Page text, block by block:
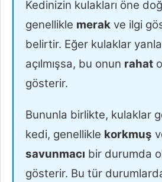
Kedinizin kulakları öne
genellikle merak ve ilgi
belirtir. Eğer kulaklar
açılmışsa, bu onun rahat
gösterir.
Bununla birlikte, kulaklar
kedi, genellikle korkmuş
savunmacı bir durumda
gösterir. Bu tür